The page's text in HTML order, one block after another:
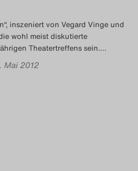
inszeniert von Vegard Vinge und
wohl meist diskutierte
Theatertreffens sein.…
Mai 2012